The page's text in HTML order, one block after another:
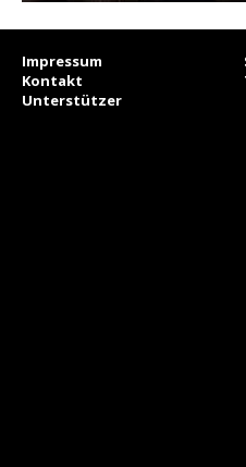
Impressum
Kontakt
Unterstützer